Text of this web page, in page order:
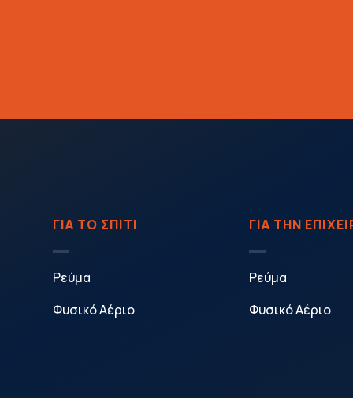
ΓΙΑ ΤΟ ΣΠΙΤΙ
Ρεύμα
Φυσικό Αέριο
ΓΙΑ ΤΗΝ
Ρεύμα
Φυσικό Αέριο